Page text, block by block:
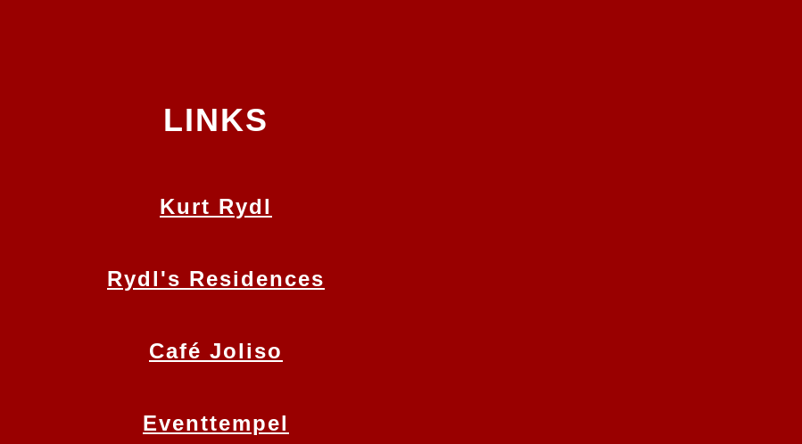
LINKS
Kurt Rydl
Rydl's Residences
Café Joliso
Eventtempel